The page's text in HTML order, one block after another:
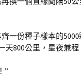
一份種子樣本的
天800公里，星夜兼程
”